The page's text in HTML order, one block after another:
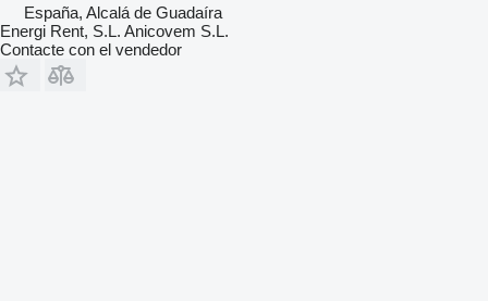
España, Alcalá de Guadaíra
Energi Rent, S.L. Anicovem S.L.
Contacte con el vendedor